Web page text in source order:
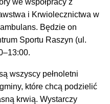
i Krwiolecznictwa w
Będzie on
Sportu Raszyn (ul.
wszyscy pełnoletni
które chcą podzielić
krwią. Wystarczy